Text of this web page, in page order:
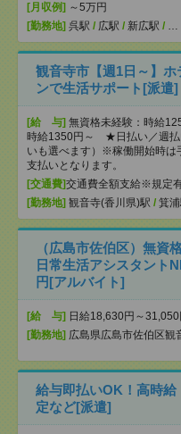
[月収例] ～5万円
[勤務地] 呉駅 / 広駅 / 新広駅 / …
観音寺市【週1日～】
ンで生活サポート[派遣]
[給 与] 無資格未経験：時給
時給1350円～ ★日払い／週払
いも選べます）※稼働開始時は
支払いとなります。
[交通費]交通費全額支給※規定
[勤務地] 観音寺(香川県)駅 / 箕
（広島市佐伯区）無
日常生活アシスタン
円[アルバイト]
[給 与] 日給18,630円～31,050
[勤務地] 広島県広島市佐伯区観
給与即払いOK！高時給
定など[派遣]